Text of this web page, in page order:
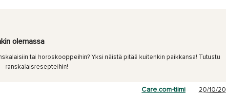
olemassa
tai horoskooppeihin? Yksi näistä pitää kuitenkin paikkansa! Tutustu
ranskalaisresepteihin!
Care.com-tiimi 20/10/